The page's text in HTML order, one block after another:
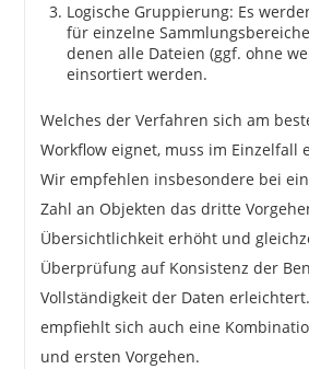
Logische Gruppierung: Es
für einzelne
denen alle Dateien (ggf. ohne
einsortiert werden.
Welches der Verfahren sich am
Workflow eignet, muss im Einzelfall
Wir empfehlen insbesondere bei
Zahl an Objekten das dritte
Übersichtlichkeit erhöht und
Überprüfung auf Konsistenz der
Vollständigkeit der Daten
empfiehlt sich auch eine
und ersten Vorgehen.